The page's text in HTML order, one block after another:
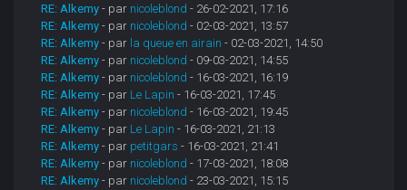
RE: Alkemy - par nicoleblond - 26-02-2021, 17:16
RE: Alkemy - par nicoleblond - 02-03-2021, 13:57
RE: Alkemy - par la queue en airain - 02-03-2021, 14:50
RE: Alkemy - par nicoleblond - 09-03-2021, 14:55
RE: Alkemy - par nicoleblond - 16-03-2021, 16:19
RE: Alkemy - par Le Lapin - 16-03-2021, 17:45
RE: Alkemy - par nicoleblond - 16-03-2021, 19:45
RE: Alkemy - par Le Lapin - 16-03-2021, 21:13
RE: Alkemy - par petitgars - 16-03-2021, 21:41
RE: Alkemy - par nicoleblond - 17-03-2021, 18:08
RE: Alkemy - par nicoleblond - 23-03-2021, 15:15